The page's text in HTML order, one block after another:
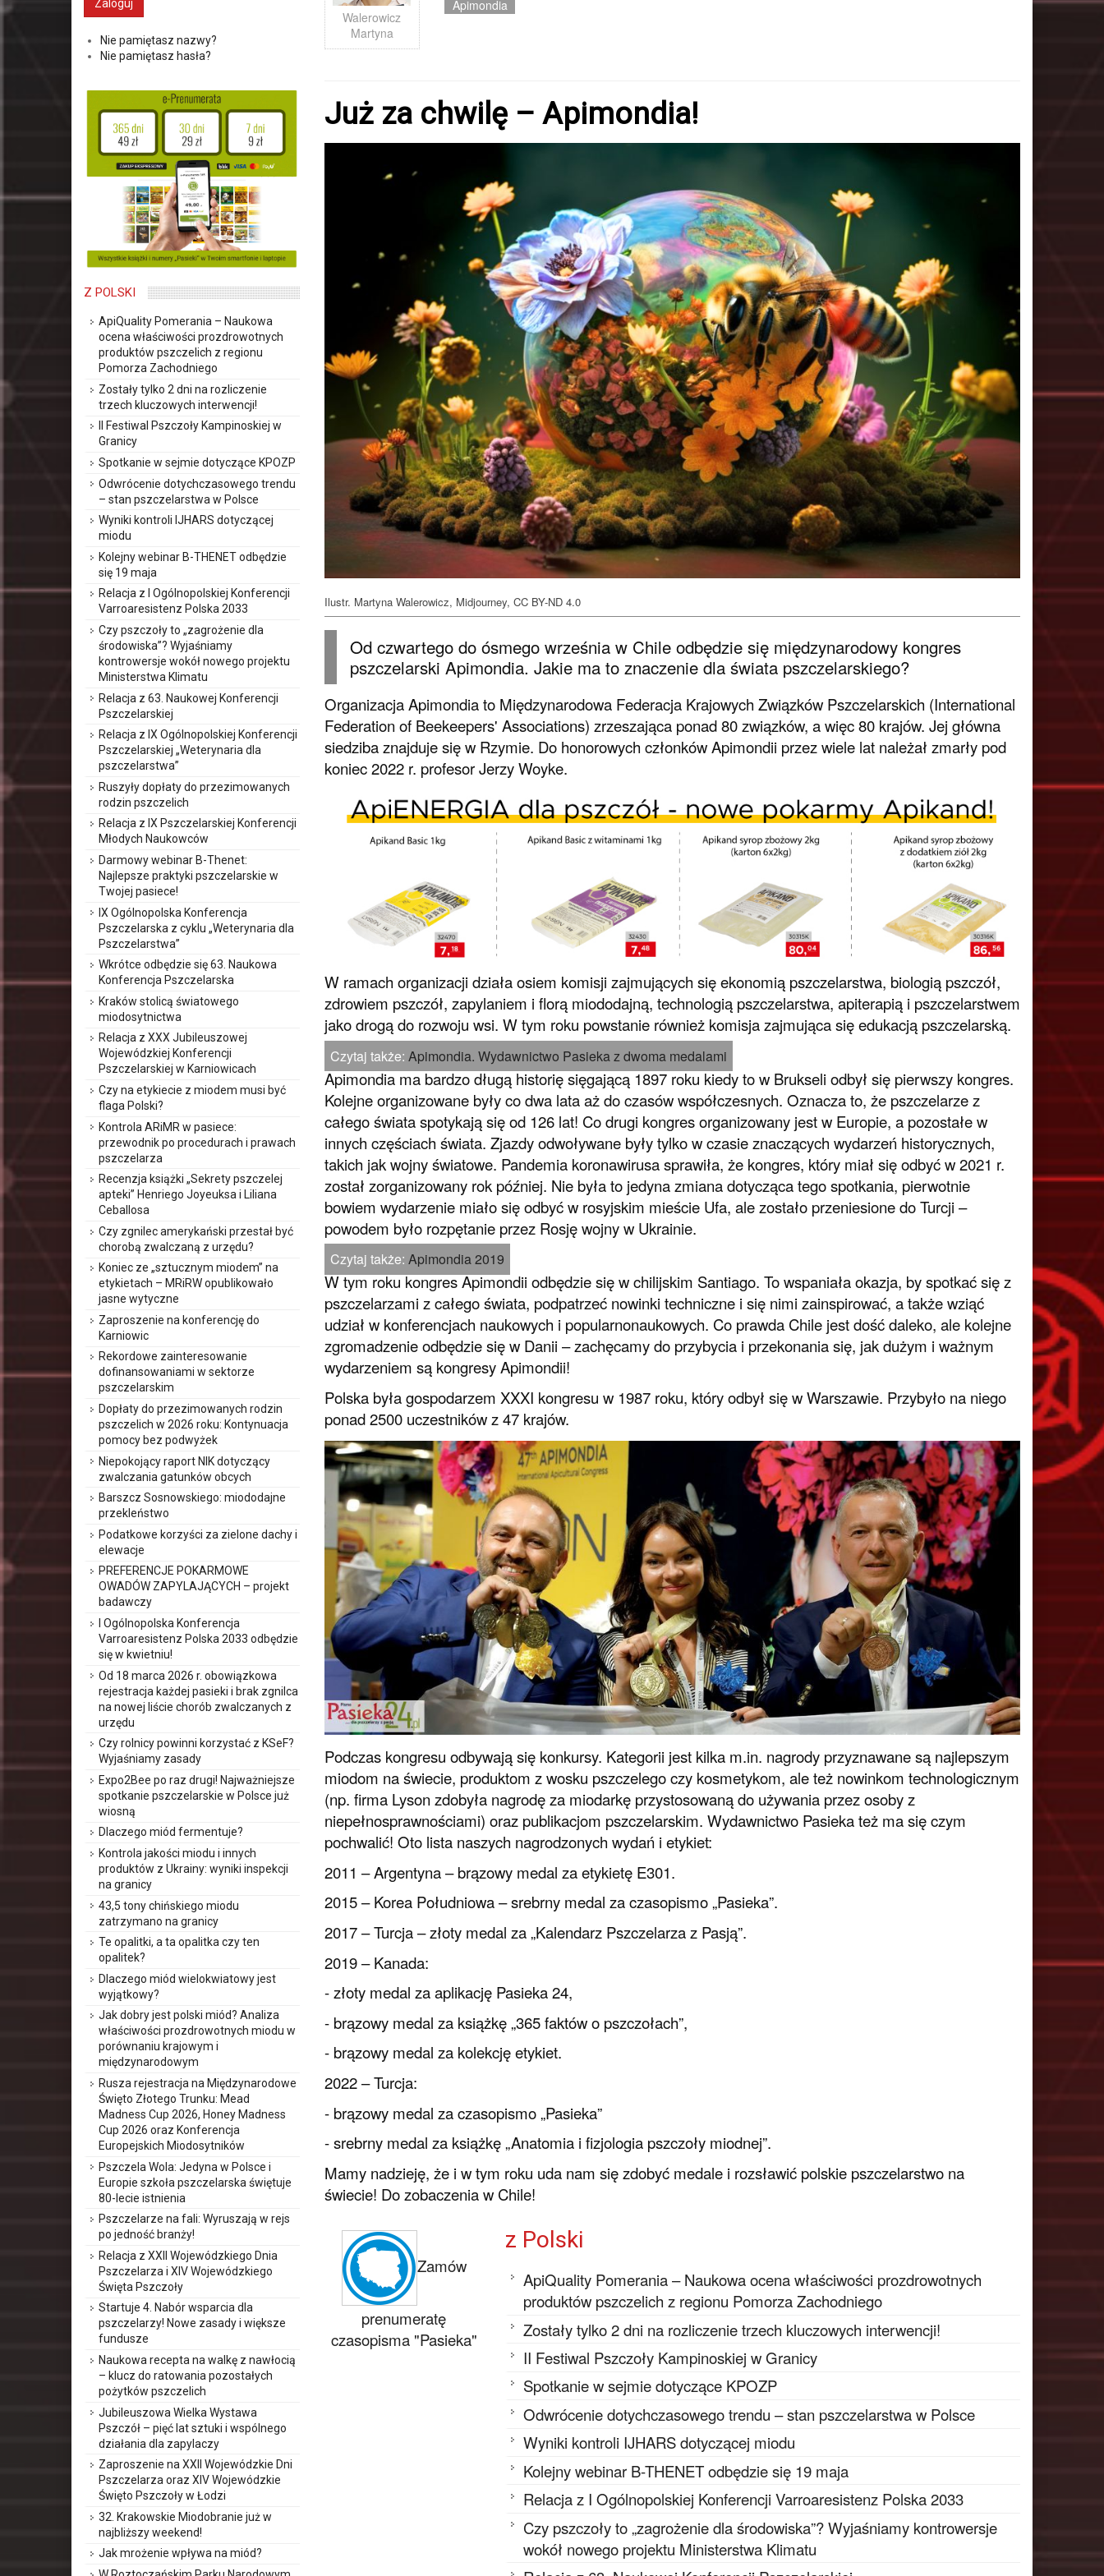
Walerowicz
Martyna
Apimondia
Już za chwilę – Apimondia!
Ilustr. Martyna Walerowicz, Midjourney, CC BY-ND 4.0
Od czwartego do ósmego września w Chile odbędzie się międzynarodowy kongres
pszczelarski Apimondia. Jakie ma to znaczenie dla świata pszczelarskiego?
Organizacja Apimondia to Międzynarodowa Federacja Krajowych Związków Pszczelarskich (International
Federation of Beekeepers' Associations) zrzeszająca ponad 80 związków, a więc 80 krajów. Jej główna
siedziba znajduje się w Rzymie. Do honorowych członków Apimondii przez wiele lat należał zmarły pod
koniec 2022 r. profesor Jerzy Woyke.
W ramach organizacji działa osiem komisji zajmujących się ekonomią pszczelarstwa, biologią pszczół,
zdrowiem pszczół, zapylaniem i florą miododajną, technologią pszczelarstwa, apiterapią i pszczelarstwem
jako drogą do rozwoju wsi. W tym roku powstanie również komisja zajmująca się edukacją pszczelarską.
Czytaj także: Apimondia. Wydawnictwo Pasieka z dwoma medalami
Apimondia ma bardzo długą historię sięgającą 1897 roku kiedy to w Brukseli odbył się pierwszy kongres.
Kolejne organizowane były co dwa lata aż do czasów współczesnych. Oznacza to, że pszczelarze z
całego świata spotykają się od 126 lat! Co drugi kongres organizowany jest w Europie, a pozostałe w
innych częściach świata. Zjazdy odwoływane były tylko w czasie znaczących wydarzeń historycznych,
takich jak wojny światowe. Pandemia koronawirusa sprawiła, że kongres, który miał się odbyć w 2021 r.
został zorganizowany rok później. Nie była to jedyna zmiana dotycząca tego spotkania, pierwotnie
bowiem wydarzenie miało się odbyć w rosyjskim mieście Ufa, ale zostało przeniesione do Turcji –
powodem było rozpętanie przez Rosję wojny w Ukrainie.
Czytaj także: Apimondia 2019
W tym roku kongres Apimondii odbędzie się w chilijskim Santiago. To wspaniała okazja, by spotkać się z
pszczelarzami z całego świata, podpatrzeć nowinki techniczne i się nimi zainspirować, a także wziąć
udział w konferencjach naukowych i popularnonaukowych. Co prawda Chile jest dość daleko, ale kolejne
zgromadzenie odbędzie się w Danii – zachęcamy do przybycia i przekonania się, jak dużym i ważnym
wydarzeniem są kongresy Apimondii!
Polska była gospodarzem XXXI kongresu w 1987 roku, który odbył się w Warszawie. Przybyło na niego
ponad 2500 uczestników z 47 krajów.
Podczas kongresu odbywają się konkursy. Kategorii jest kilka m.in. nagrody przyznawane są najlepszym
miodom na świecie, produktom z wosku pszczelego czy kosmetykom, ale też nowinkom technologicznym
(np. firma Lyson zdobyła nagrodę za miodarkę przystosowaną do używania przez osoby z
niepełnosprawnościami) oraz publikacjom pszczelarskim. Wydawnictwo Pasieka też ma się czym
pochwalić! Oto lista naszych nagrodzonych wydań i etykiet:
2011 – Argentyna – brązowy medal za etykietę E301.
2015 – Korea Południowa – srebrny medal za czasopismo „Pasieka”.
2017 – Turcja – złoty medal za „Kalendarz Pszczelarza z Pasją”.
2019 – Kanada:
- złoty medal za aplikację Pasieka 24,
- brązowy medal za książkę „365 faktów o pszczołach”,
- brązowy medal za kolekcję etykiet.
2022 – Turcja:
- brązowy medal za czasopismo „Pasieka”
- srebrny medal za książkę „Anatomia i fizjologia pszczoły miodnej”.
Mamy nadzieję, że i w tym roku uda nam się zdobyć medale i rozsławić polskie pszczelarstwo na
świecie! Do zobaczenia w Chile!
Zamów
prenumeratę
czasopisma "Pasieka"
z Polski
ApiQuality Pomerania – Naukowa ocena właściwości prozdrowotnych
produktów pszczelich z regionu Pomorza Zachodniego
Zostały tylko 2 dni na rozliczenie trzech kluczowych interwencji!
II Festiwal Pszczoły Kampinoskiej w Granicy
Spotkanie w sejmie dotyczące KPOZP
Odwrócenie dotychczasowego trendu – stan pszczelarstwa w Polsce
Wyniki kontroli IJHARS dotyczącej miodu
Kolejny webinar B-THENET odbędzie się 19 maja
Relacja z I Ogólnopolskiej Konferencji Varroaresistenz Polska 2033
Czy pszczoły to „zagrożenie dla środowiska”? Wyjaśniamy kontrowersje
wokół nowego projektu Ministerstwa Klimatu
Nie pamiętasz nazwy?
Nie pamiętasz hasła?
Z POLSKI
ApiQuality Pomerania – Naukowa
ocena właściwości prozdrowotnych
produktów pszczelich z regionu
Pomorza Zachodniego
Zostały tylko 2 dni na rozliczenie
trzech kluczowych interwencji!
II Festiwal Pszczoły Kampinoskiej w
Granicy
Spotkanie w sejmie dotyczące KPOZP
Odwrócenie dotychczasowego trendu
– stan pszczelarstwa w Polsce
Wyniki kontroli IJHARS dotyczącej
miodu
Kolejny webinar B-THENET odbędzie
się 19 maja
Relacja z I Ogólnopolskiej Konferencji
Varroaresistenz Polska 2033
Czy pszczoły to „zagrożenie dla
środowiska”? Wyjaśniamy
kontrowersje wokół nowego projektu
Ministerstwa Klimatu
Relacja z 63. Naukowej Konferencji
Pszczelarskiej
Relacja z IX Ogólnopolskiej Konferencji
Pszczelarskiej „Weterynaria dla
pszczelarstwa”
Ruszyły dopłaty do przezimowanych
rodzin pszczelich
Relacja z IX Pszczelarskiej Konferencji
Młodych Naukowców
Darmowy webinar B-Thenet:
Najlepsze praktyki pszczelarskie w
Twojej pasiece!
IX Ogólnopolska Konferencja
Pszczelarska z cyklu „Weterynaria dla
Pszczelarstwa”
Wkrótce odbędzie się 63. Naukowa
Konferencja Pszczelarska
Kraków stolicą światowego
miodosytnictwa
Relacja z XXX Jubileuszowej
Wojewódzkiej Konferencji
Pszczelarskiej w Karniowicach
Czy na etykiecie z miodem musi być
flaga Polski?
Kontrola ARiMR w pasiece:
przewodnik po procedurach i prawach
pszczelarza
Recenzja książki „Sekrety pszczelej
apteki” Henriego Joyeuksa i Liliana
Ceballosa
Czy zgnilec amerykański przestał być
chorobą zwalczaną z urzędu?
Koniec ze „sztucznym miodem” na
etykietach – MRiRW opublikowało
jasne wytyczne
Zaproszenie na konferencję do
Karniowic
Rekordowe zainteresowanie
dofinansowaniami w sektorze
pszczelarskim
Dopłaty do przezimowanych rodzin
pszczelich w 2026 roku: Kontynuacja
pomocy bez podwyżek
Niepokojący raport NIK dotyczący
zwalczania gatunków obcych
Barszcz Sosnowskiego: miododajne
przekleństwo
Podatkowe korzyści za zielone dachy i
elewacje
PREFERENCJE POKARMOWE
OWADÓW ZAPYLAJĄCYCH – projekt
badawczy
I Ogólnopolska Konferencja
Varroaresistenz Polska 2033 odbędzie
się w kwietniu!
Od 18 marca 2026 r. obowiązkowa
rejestracja każdej pasieki i brak zgnilca
na nowej liście chorób zwalczanych z
urzędu
Czy rolnicy powinni korzystać z KSeF?
Wyjaśniamy zasady
Expo2Bee po raz drugi! Najważniejsze
spotkanie pszczelarskie w Polsce już
wiosną
Dlaczego miód fermentuje?
Kontrola jakości miodu i innych
produktów z Ukrainy: wyniki inspekcji
na granicy
43,5 tony chińskiego miodu
zatrzymano na granicy
Te opalitki, a ta opalitka czy ten
opalitek?
Dlaczego miód wielokwiatowy jest
wyjątkowy?
Jak dobry jest polski miód? Analiza
właściwości prozdrowotnych miodu w
porównaniu krajowym i
międzynarodowym
Rusza rejestracja na Międzynarodowe
Święto Złotego Trunku: Mead
Madness Cup 2026, Honey Madness
Cup 2026 oraz Konferencja
Europejskich Miodosytników
Pszczela Wola: Jedyna w Polsce i
Europie szkoła pszczelarska świętuje
80-lecie istnienia
Pszczelarze na fali: Wyruszają w rejs
po jedność branży!
Relacja z XXII Wojewódzkiego Dnia
Pszczelarza i XIV Wojewódzkiego
Święta Pszczoły
Startuje 4. Nabór wsparcia dla
pszczelarzy! Nowe zasady i większe
fundusze
Naukowa recepta na walkę z nawłocią
– klucz do ratowania pozostałych
pożytków pszczelich
Jubileuszowa Wielka Wystawa
Pszczół – pięć lat sztuki i wspólnego
działania dla zapylaczy
Zaproszenie na XXII Wojewódzkie Dni
Pszczelarza oraz XIV Wojewódzkie
Święto Pszczoły w Łodzi
32. Krakowskie Miodobranie już w
najbliższy weekend!
Jak mrożenie wpływa na miód?